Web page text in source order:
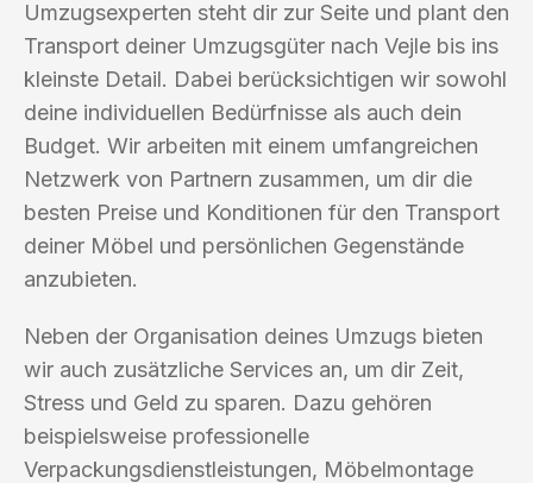
Umzugsexperten steht dir zur Seite und plant den
Transport deiner Umzugsgüter nach Vejle bis ins
kleinste Detail. Dabei berücksichtigen wir sowohl
deine individuellen Bedürfnisse als auch dein
Budget. Wir arbeiten mit einem umfangreichen
Netzwerk von Partnern zusammen, um dir die
besten Preise und Konditionen für den Transport
deiner Möbel und persönlichen Gegenstände
anzubieten.
Neben der Organisation deines Umzugs bieten
wir auch zusätzliche Services an, um dir Zeit,
Stress und Geld zu sparen. Dazu gehören
beispielsweise professionelle
Verpackungsdienstleistungen, Möbelmontage